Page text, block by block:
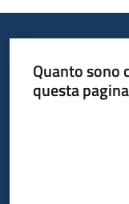
Quanto sono
questa